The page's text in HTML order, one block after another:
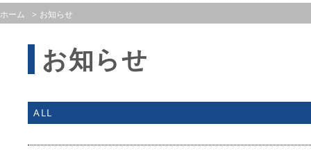
ホーム
お知らせ
お知らせ
ALL